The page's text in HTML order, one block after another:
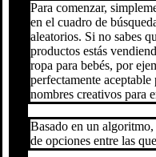
Para comenzar,
en el cuadro de
aleatorios. Si no sabes
productos estás
ropa para bebés, por
perfectamente
nombres creativos para
Basado en un
de opciones entre las